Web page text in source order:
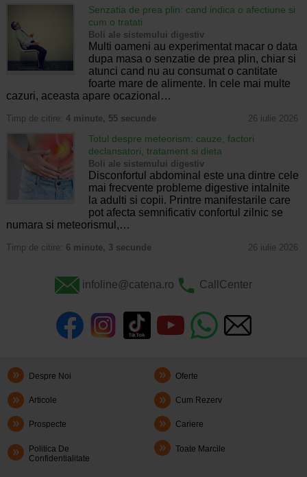
Senzatia de prea plin: cand indica o afectiune si
cum o tratati
Boli ale sistemului digestiv
Multi oameni au experimentat macar o data
dupa masa o senzatie de prea plin, chiar si
atunci cand nu au consumat o cantitate
foarte mare de alimente. In cele mai multe
cazuri, aceasta apare ocazional…
Timp de citire: 4 minute, 55 secunde 26 iulie 2026
Totul despre meteorism: cauze, factori
declansatori, tratament si dieta
Boli ale sistemului digestiv
Disconfortul abdominal este una dintre cele
mai frecvente probleme digestive intalnite
la adulti si copii. Printre manifestarile care
pot afecta semnificativ confortul zilnic se
numara si meteorismul,…
Timp de citire: 6 minute, 3 secunde 26 iulie 2026
infoline@catena.ro CallCenter
Despre Noi Oferte
Articole Cum Rezerv
Prospecte Cariere
Politica De
Confidentialitate
Toate Marcile